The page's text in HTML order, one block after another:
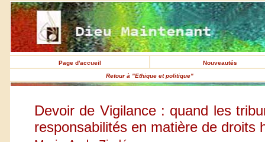
Page d'accueil
Nouveautés
Retour à "Ethique et politique"
Devoir de Vigilance : quand les
responsabilités en matière de droits